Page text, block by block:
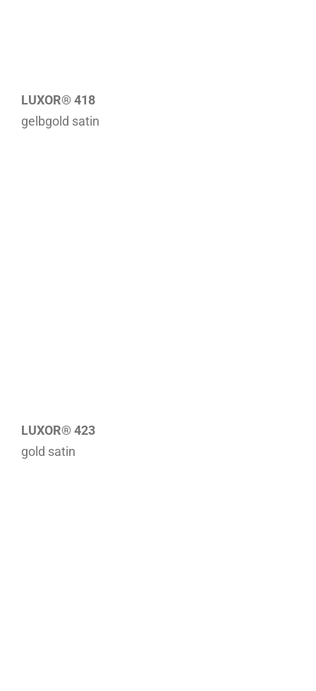
LUXOR® 418
gelbgold satin
LUXOR® 423
gold satin